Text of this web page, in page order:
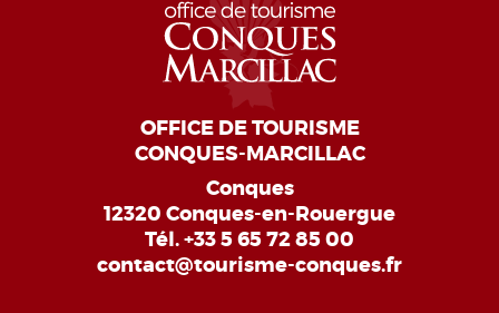
OFFICE DE TOURISME
CONQUES-MARCILLAC
Conques
12320 Conques-en-Rouergue
Tél.+33 5 65 72 85 00
contact@tourisme-conques.fr